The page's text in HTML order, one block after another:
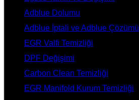
Adblue Dolumu
Adblue İptali ve Adblue Çözümü
EGR Valfi Temizliği
DPF Değişimi
Carbon Clean Temizliği
EGR Manifold Kurum Temizliği